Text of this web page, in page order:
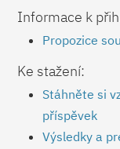
Informace k
Propozice
Ke stažení:
Stáhněte si
příspěvek
Výsledky a